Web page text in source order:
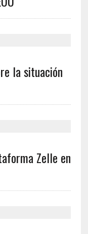
la situación
Zelle en